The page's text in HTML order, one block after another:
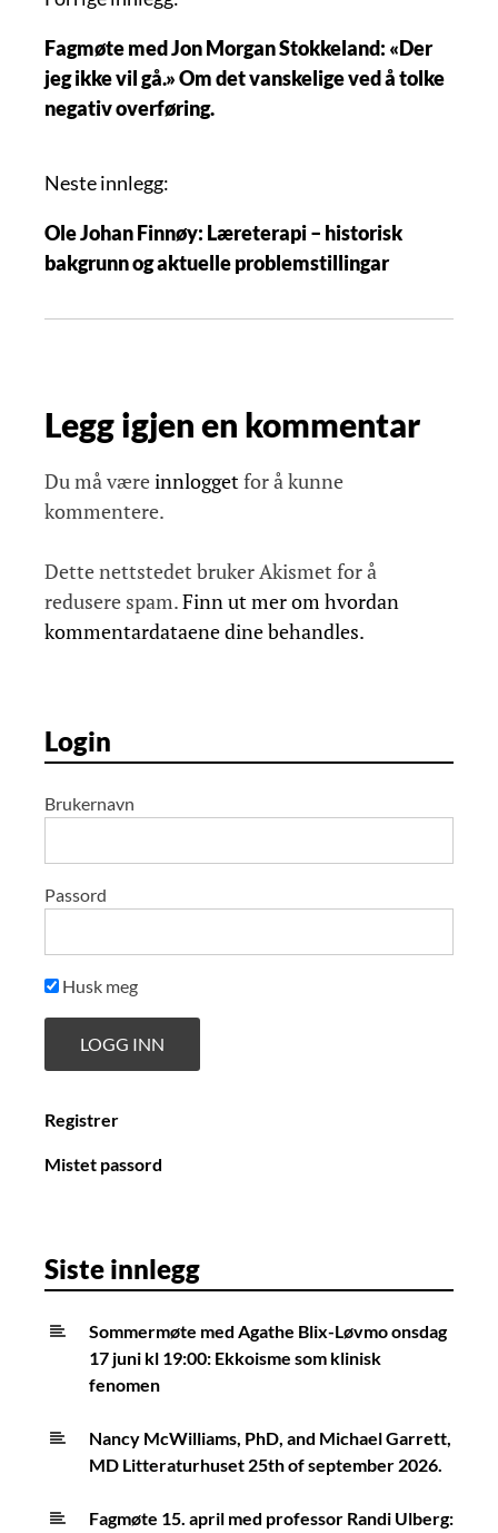
n
l
e
g
n
a
i
s
o
n
Fagmøte med Jon Morgan Stokkeland: «Der
jeg ikke vil gå.» Om det vanskelige ved å tolke
negativ overføring.
Neste innlegg:
Ole Johan Finnøy: Læreterapi – historisk
bakgrunn og aktuelle problemstillingar
Legg igjen en kommentar
Du må væreinnloggetfor å kunne
kommentere.
Dette nettstedet bruker Akismet for å
redusere spam.Finn ut mer om hvordan
kommentardataene dine behandles.
Login
Brukernavn
Passord
Husk meg
Registrer
Mistet passord
Siste innlegg
Sommermøte med Agathe Blix-Løvmo onsdag
17 juni kl 19:00: Ekkoisme som klinisk
fenomen
Nancy McWilliams, PhD, and Michael Garrett,
MD Litteraturhuset 25th of september 2026.
Fagmøte 15. april med professor Randi Ulberg: